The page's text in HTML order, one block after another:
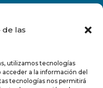
las
utilizamos tecnologías
a la información del
tecnologías nos permitirá